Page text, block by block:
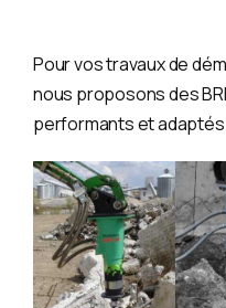
Pour vos travaux de
nous proposons des
performants et adaptés